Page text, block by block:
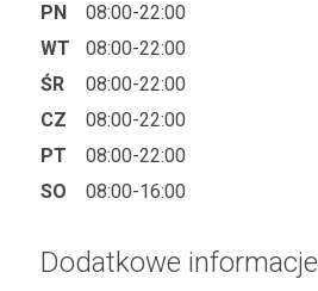
PN
08:00-22:00
WT
08:00-22:00
ŚR
08:00-22:00
CZ
08:00-22:00
PT
08:00-22:00
SO
08:00-16:00
Dodatkowe informacje